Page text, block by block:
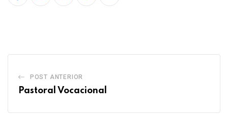
POST ANTERIOR
Pastoral Vocacional